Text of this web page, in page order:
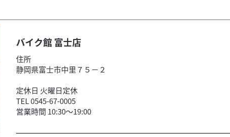
バイク館 富士店
住所
静岡県富士市中里７５－２
定休日 火曜日定休
TEL 0545-67-0005
営業時間 10:30～19:00